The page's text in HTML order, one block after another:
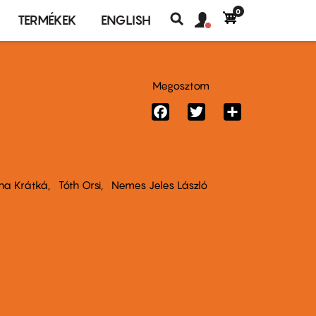
TERMÉKEK ENGLISH
Keresés
fiók
Felhasználói
0
Krátká Tóth Orsi Nemes Jeles László
Megosztom
FacebookTwitter